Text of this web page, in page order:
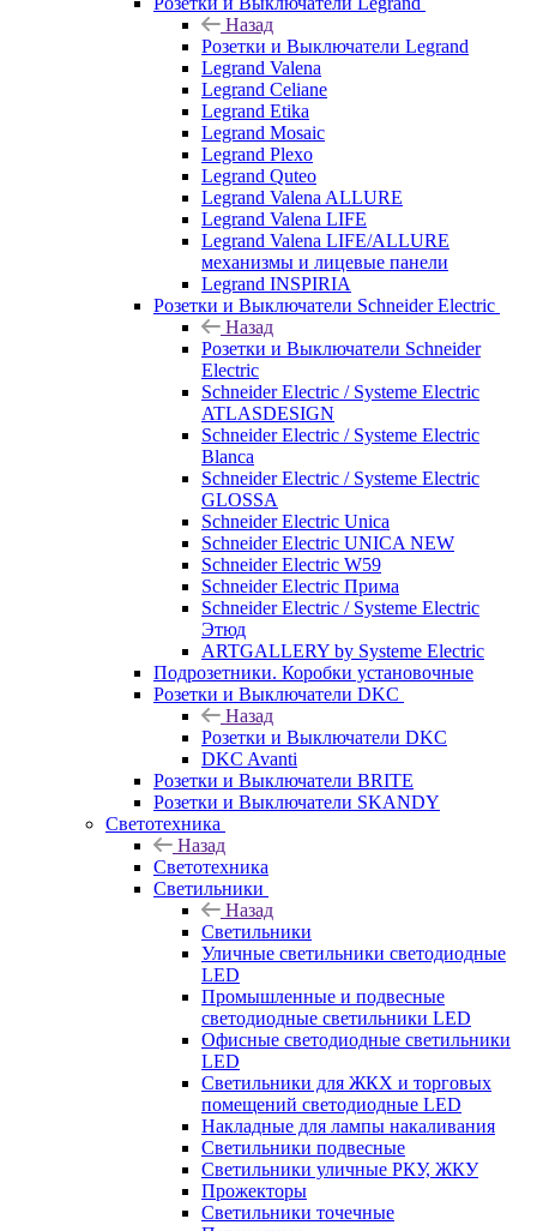
Назад
Розетки и Выключатели Legrand
Legrand Valena
Legrand Celiane
Legrand Etika
Legrand Mosaic
Legrand Plexo
Legrand Quteo
Legrand Valena ALLURE
Legrand Valena LIFE
Legrand Valena LIFE/ALLURE
механизмы и лицевые панели
Legrand INSPIRIA
Розетки и Выключатели Schneider Electric
Назад
Розетки и Выключатели Schneider
Electric
Schneider Electric / Systeme Electric
ATLASDESIGN
Schneider Electric / Systeme Electric
Blanca
Schneider Electric / Systeme Electric
GLOSSA
Schneider Electric Unica
Schneider Electric UNICA NEW
Schneider Electric W59
Schneider Electric Прима
Schneider Electric / Systeme Electric
Этюд
ARTGALLERY by Systeme Electric
Подрозетники. Коробки установочные
Розетки и Выключатели DKC
Назад
Розетки и Выключатели DKC
DKC Avanti
Розетки и Выключатели BRITE
Розетки и Выключатели SKANDY
Светотехника
Назад
Светотехника
Светильники
Назад
Светильники
Уличные светильники светодиодные
LED
Промышленные и подвесные
светодиодные светильники LED
Офисные светодиодные светильники
LED
Светильники для ЖКХ и торговых
помещений светодиодные LED
Накладные для лампы накаливания
Светильники подвесные
Светильники уличные РКУ, ЖКУ
Прожекторы
Cветильники точечные